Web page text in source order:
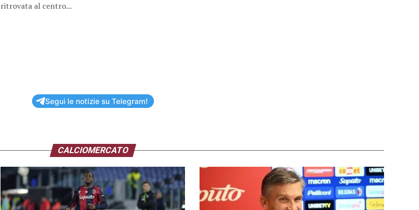
ritrovata al centro...
Segui le notizie su Telegram!
CALCIOMERCATO